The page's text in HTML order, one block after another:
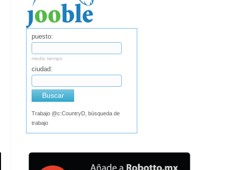
puesto:
medio tiempo
ciudad:
Buscar
Trabajo @c:CountryD, búsqueda de
trabajo